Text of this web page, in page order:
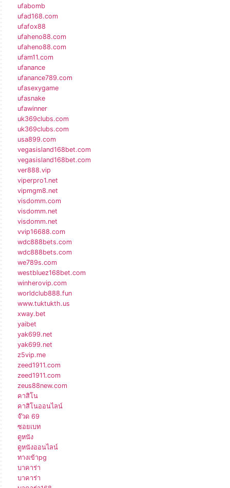
ufabomb
ufad168.com
ufafox88
ufaheno88.com
ufaheno88.com
ufam11.com
ufanance
ufanance789.com
ufasexygame
ufasnake
ufawinner
uk369clubs.com
uk369clubs.com
usa899.com
vegasisland168bet.com
vegasisland168bet.com
ver888.vip
viperpro1.net
vipmgm8.net
visdomm.com
visdomm.net
visdomm.net
vvip16688.com
wdc888bets.com
wdc888bets.com
we789s.com
westbluez168bet.com
winherovip.com
worldclub888.fun
www.tuktukth.us
xway.bet
yaibet
yak699.net
yak699.net
z5vip.me
zeed1911.com
zeed1911.com
zeus88new.com
คาสิโน
คาสิโนออนไลน์
จ๊วด 69
ซอยเบท
ดูหนัง
ดูหนังออนไลน์
ทางเข้าpg
บาคาร่า
บาคาร่า